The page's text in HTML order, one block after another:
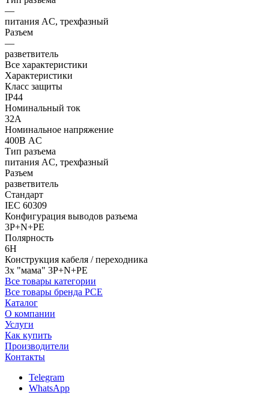
—
питания AC, трехфазный
Разъем
—
разветвитель
Все характеристики
Характеристики
Класс защиты
IP44
Номинальный ток
32А
Номинальное напряжение
400В AC
Тип разъема
питания AC, трехфазный
Разъем
разветвитель
Стандарт
IEC 60309
Конфигурация выводов разъема
3P+N+PE
Полярность
6H
Конструкция кабеля / переходника
3х "мама" 3P+N+PE
Все товары категории
Все товары бренда PCE
Каталог
О компании
Услуги
Как купить
Производители
Контакты
Telegram
WhatsApp